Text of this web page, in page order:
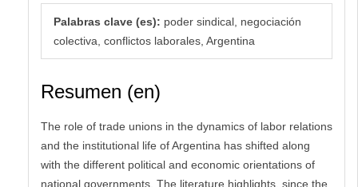
Palabras clave (es): poder sindical, negociación
colectiva, conflictos laborales, Argentina
Resumen (en)
The role of trade unions in the dynamics of labor relations
and the institutional life of Argentina has shifted along
with the different political and economic orientations of
national governments. The literature highlights, since the